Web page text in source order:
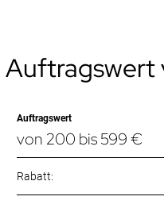
Auftragswert
von 200 bis 599 €
Rabatt: